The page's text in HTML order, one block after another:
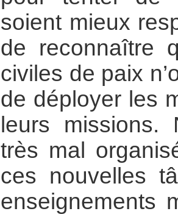
soient mieux
de reconnaître
civiles de paix
de déployer les
leurs missions.
très mal
ces nouvelles
enseignements